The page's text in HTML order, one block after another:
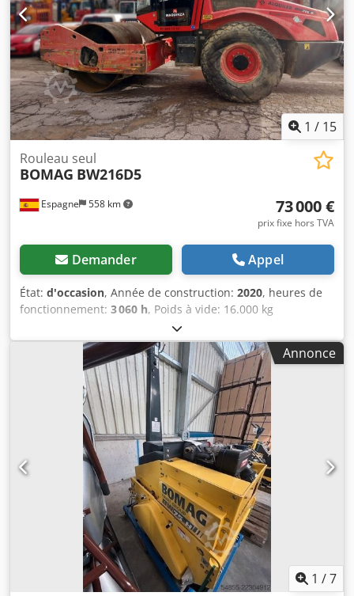
1 / 15
Espagne 558 km
Rouleau seul
BOMAG BW216D5
73 000 €
prix fixe hors TVA
Demander Appel
État: d'occasion, Année de construction: 2020, heures de
fonctionnement: 3 060 h, Poids à vide: 16.000 kg
Dimensions (LxlxH): 622 x 230 x 299 cm Crjdeygu Rvjpfx
Abkjf Type de moteur: Deutz DEUTZ TCD4.1 L-4 = Plus
d'options et d'accessoires = - Siège chauffant
Annonce
1 /7